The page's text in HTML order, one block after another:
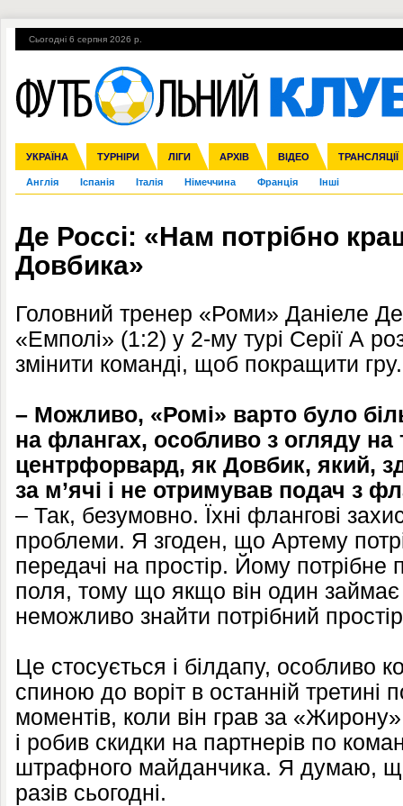
Сьогодні 6 серпня 2026 р.
УКРАЇНА ТУРНІРИ ЛІГИ АРХІВ ВІДЕО ТРАНСЛЯЦІЇ
Збірна Прем'єр-ліга Перша ліга Друга ліга Кубок України
Ліга чемпіонів Ліга Європи Міжнародні Ліга націй Ліга
Англія Іспанія Італія Німеччина Франція Інші
ЧС-2014 ЄВРО-2016 Росія Кубок конфедерацій ЧЄ-2015 (U-
Гарячі теми УПЛ, 1-й тур ВІЙНА УПЛ-ПЕРЕХОДИ
Де Россі: «Нам потрібно
Довбика»
Головний тренер «Роми» Даніеле Де
«Емполі» (1:2) у 2-му турі Серії А
змінити команді, щоб покращити гру.
– Можливо, «Ромі» варто було
на флангах, особливо з огляду на
центрфорвард, як Довбик, який,
за м’ячі і не отримував подач з
– Так, безумовно. Їхні флангові
проблеми. Я згоден, що Артему
передачі на простір. Йому потрібне
поля, тому що якщо він один
неможливо знайти потрібний
Це стосується і білдапу, особливо
спиною до воріт в останній третині
моментів, коли він грав за
і робив скидки на партнерів по
штрафного майданчика. Я думаю, що
разів сьогодні.